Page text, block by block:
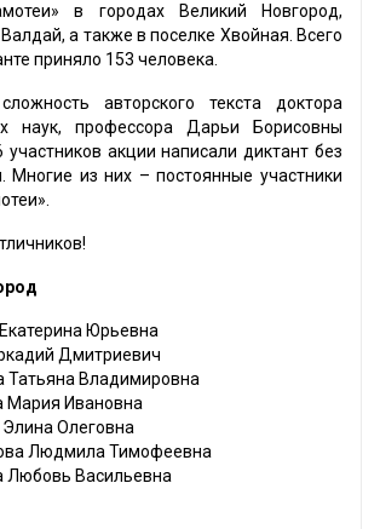
в городах Великий Новгород,
а также в поселке Хвойная. Всего
приняло 153 человека.
авторского текста доктора
наук, профессора Дарьи Борисовны
акции написали диктант без
Многие из них – постоянные участники
Юрьевна
Дмитриевич
Татьяна Владимировна
Мария Ивановна
Элина Олеговна
Людмила Тимофеевна
Любовь Васильевна